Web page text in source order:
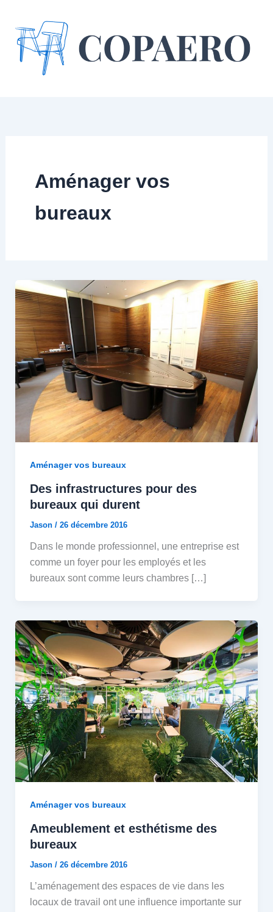
contenu
Aménager vos
bureaux
Aménager vos bureaux
Des infrastructures pour des
bureaux qui durent
Jason / 26 décembre 2016
Dans le monde professionnel, une entreprise est
comme un foyer pour les employés et les
bureaux sont comme leurs chambres […]
Aménager vos bureaux
Ameublement et esthétisme des
bureaux
Jason / 26 décembre 2016
L’aménagement des espaces de vie dans les
locaux de travail ont une influence importante sur